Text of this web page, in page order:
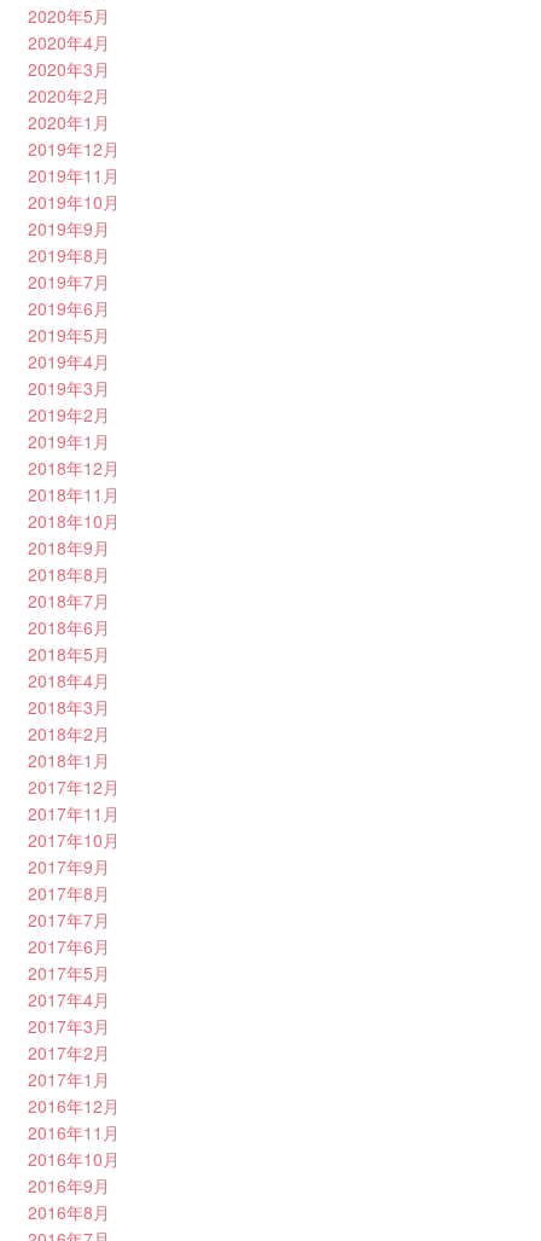
2020年5月
2020年4月
2020年3月
2020年2月
2020年1月
2019年12月
2019年11月
2019年10月
2019年9月
2019年8月
2019年7月
2019年6月
2019年5月
2019年4月
2019年3月
2019年2月
2019年1月
2018年12月
2018年11月
2018年10月
2018年9月
2018年8月
2018年7月
2018年6月
2018年5月
2018年4月
2018年3月
2018年2月
2018年1月
2017年12月
2017年11月
2017年10月
2017年9月
2017年8月
2017年7月
2017年6月
2017年5月
2017年4月
2017年3月
2017年2月
2017年1月
2016年12月
2016年11月
2016年10月
2016年9月
2016年8月